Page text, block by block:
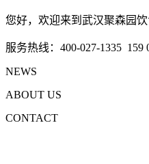
您好，欢迎来到武汉聚森园
服务热线：400-027-1335 159
NEWS
ABOUT US
CONTACT